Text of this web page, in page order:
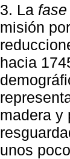
3. La
misión
hacia
madera y
unos